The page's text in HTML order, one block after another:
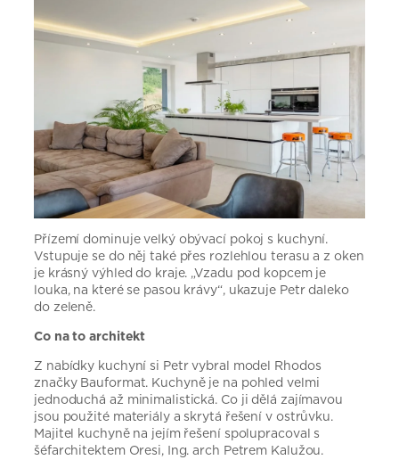
Přízemí dominuje velký obývací pokoj s kuchyní.
Vstupuje se do něj také přes rozlehlou terasu a z oken
je krásný výhled do kraje. „Vzadu pod kopcem je
louka, na které se pasou krávy“, ukazuje Petr daleko
do zeleně.
Co na to architekt
Z nabídky kuchyní si Petr vybral model Rhodos
značky Bauformat. Kuchyně je na pohled velmi
jednoduchá až minimalistická. Co ji dělá zajímavou
jsou použité materiály a skrytá řešení v ostrůvku.
Majitel kuchyně na jejím řešení spolupracoval s
šéfarchitektem Oresi, Ing. arch Petrem Kalužou.